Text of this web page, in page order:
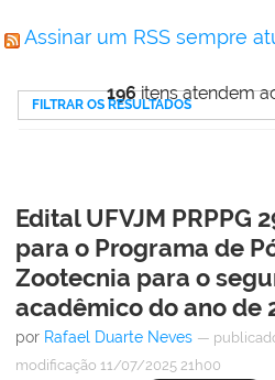
Assinar um RSS sempre
196itens atendem
FILTRAR OS RESULTADOS
Edital UFVJM PRPPG
para o Programa de
Zootecnia para o
acadêmico do ano de
por Rafael Duarte Neves —
modificação 11/07/2025 21h00